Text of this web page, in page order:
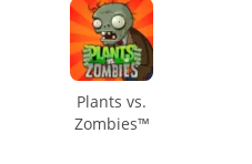
Plants vs.
Zombies™